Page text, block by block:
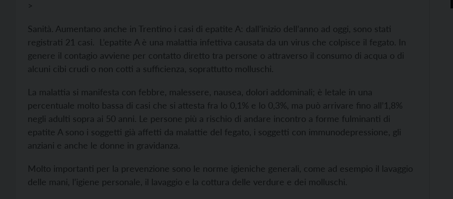
>
Sanità. Aumentano anche in Trentino i casi di epatite A: dall’inizio dell’anno ad oggi, sono stati
registrati 21 casi. L’epatite A è una malattia infettiva causata da un virus che colpisce il fegato. In
genere il contagio avviene per contatto diretto tra persone o attraverso il consumo di acqua o di
alcuni cibi crudi o non cotti a sufficienza, soprattutto molluschi.
La malattia si manifesta con febbre, malessere, nausea, dolori addominali; è letale in una
percentuale molto bassa di casi che si attesta fra lo 0,1% e lo 0,3%, ma può arrivare fino all’1,8%
negli adulti sopra ai 50 anni. Le persone più a rischio di andare incontro a forme fulminanti di
epatite A sono i soggetti già affetti da malattie del fegato, i soggetti con immunodepressione, gli
anziani e anche le donne in gravidanza.
Molto importanti per la prevenzione sono le norme igieniche generali, come ad esempio il lavaggio
delle mani, l’igiene personale, il lavaggio e la cottura delle verdure e dei molluschi.